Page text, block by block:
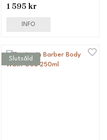
1 595 kr
INFO
Slutsåld